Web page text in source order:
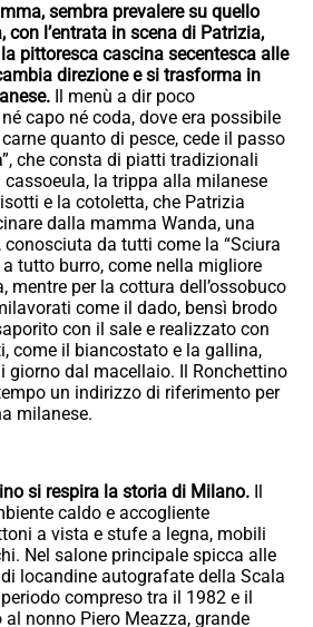
sembra prevalere su quello
con l’entrata in scena di Patrizia,
pittoresca cascina secentesca alle
direzione e si trasforma in
Il menù a dir poco
capo né coda, dove era possibile
quanto di pesce, cede il passo
che consta di piatti tradizionali
la trippa alla milanese
e la cotoletta, che Patrizia
dalla mamma Wanda, una
da tutti come la “Sciura
a tutto burro, come nella migliore
mentre per la cottura dell’ossobuco
come il dado, bensì brodo
con il sale e realizzato con
come il biancostato e la gallina,
giorno dal macellaio. Il Ronchettino
un indirizzo di riferimento per
milanese.
si respira la storia di Milano. Il
caldo e accogliente
a vista e stufe a legna, mobili
Nel salone principale spicca alle
locandine autografate della Scala
compreso tra il 1982 e il
nonno Piero Meazza, grande